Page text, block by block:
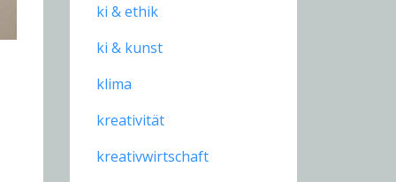
ki & ethik
ki & kunst
klima
kreativität
kreativwirtschaft